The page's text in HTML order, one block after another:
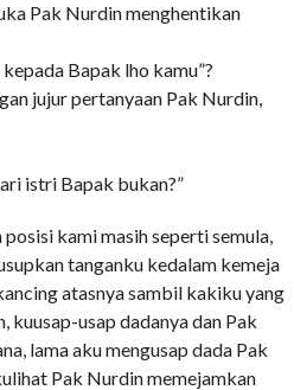
Pak Nurdin menghentikan
Bapak lho kamu”?
jujur pertanyaan Pak Nurdin,
istri Bapak bukan?”
kami masih seperti semula,
tanganku kedalam kemeja
atasnya sambil kakiku yang
kuusap-usap dadanya dan Pak
lama aku mengusap dada Pak
Pak Nurdin memejamkan